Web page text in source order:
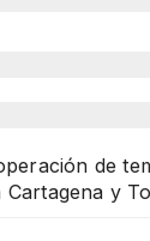
de
Cartagena y